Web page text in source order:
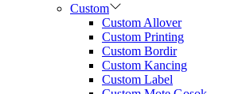
Custom
Custom Allover
Custom Printing
Custom Bordir
Custom Kancing
Custom Label